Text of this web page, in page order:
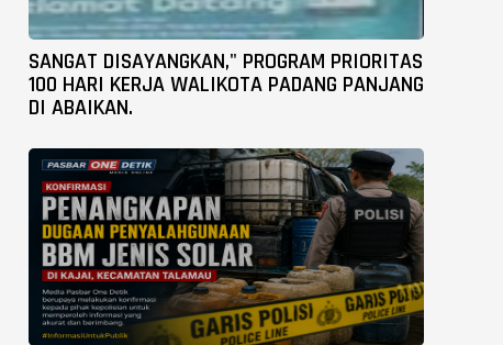
SANGAT DISAYANGKAN," PROGRAM PRIORITAS
100 HARI KERJA WALIKOTA PADANG PANJANG
DI ABAIKAN.